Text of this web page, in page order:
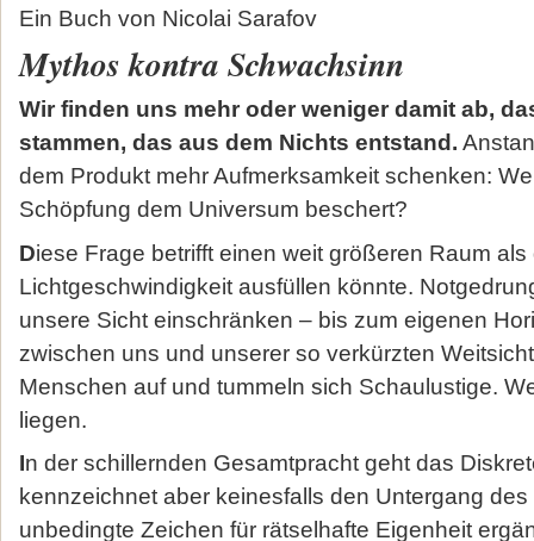
Ein Buch von Nicolai Sarafov
Mythos kontra Schwachsinn
Wir finden uns mehr oder weniger damit ab,
stammen, das aus dem Nichts entstand.
dem Produkt mehr Aufmerksamkeit schenken:
Schöpfung dem Universum beschert?
Diese Frage betrifft einen weit größeren Raum als
Lichtgeschwindigkeit ausfüllen könnte.
unsere Sicht einschränken – bis zum eigenen
zwischen uns und unserer so verkürzten
Menschen auf und tummeln sich Schaulustige.
liegen.
In der schillernden Gesamtpracht geht das
kennzeichnet aber keinesfalls den Untergang
unbedingte Zeichen für rätselhafte Eigenheit